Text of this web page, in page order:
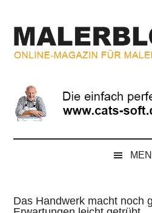
springen
secondary
menu
springen
springen
Magazin
für
Maler
und
Das Handwerk macht noch